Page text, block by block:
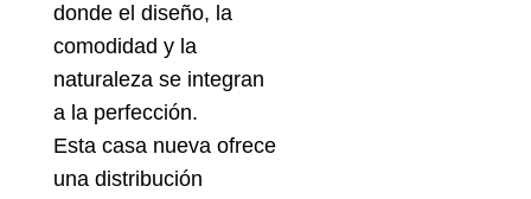
donde el diseño, la
comodidad y la
naturaleza se integran
a la perfección.
Esta casa nueva ofrece
una distribución